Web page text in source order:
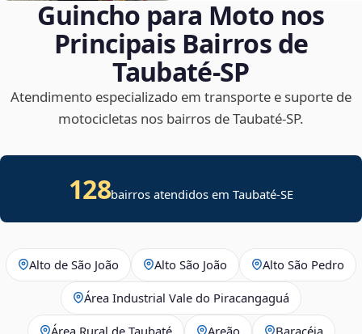
Guincho para Moto nos
Principais Bairros de
Taubaté‑SP
Atendimento especializado em transporte e suporte de
motocicletas nos bairros de Taubaté‑SP.
128bairros atendidos emTaubaté-SE
Alto de São João Alto São João Alto São Pedro
Área Industrial Vale do Piracangaguá
Área Rural de Taubaté Areão Baracéia